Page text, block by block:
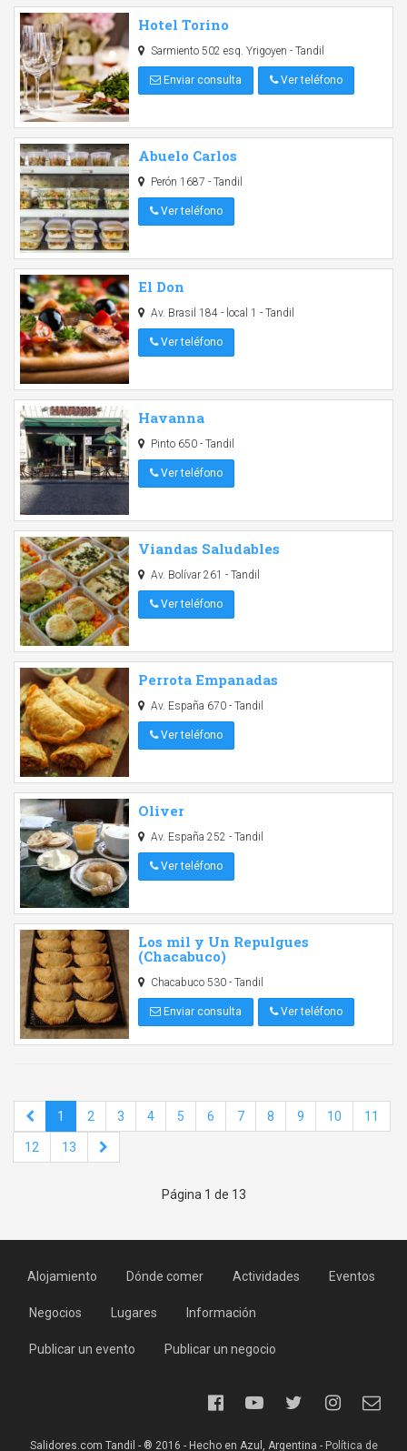
Hotel Torino
Sarmiento 502 esq. Yrigoyen - Tandil
Enviar consulta Ver teléfono
Abuelo Carlos
Perón 1687 - Tandil
Ver teléfono
El Don
Av. Brasil 184 - local 1 - Tandil
Ver teléfono
Havanna
Pinto 650 - Tandil
Ver teléfono
Viandas Saludables
Av. Bolívar 261 - Tandil
Ver teléfono
Perrota Empanadas
Av. España 670 - Tandil
Ver teléfono
Oliver
Av. España 252 - Tandil
Ver teléfono
Los mil y Un Repulgues
(Chacabuco)
Chacabuco 530 - Tandil
Enviar consulta Ver teléfono
1 2 3 4 5 6 7 8 9 10 11
12 13
Página 1 de 13
Alojamiento Dónde comer Actividades Eventos
Negocios Lugares Información
Publicar un evento Publicar un negocio
Salidores.com Tandil - ® 2016 - Hecho en Azul, Argentina - Política de